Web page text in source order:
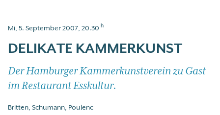
Mi, 5. September 2007, 20.30 h
DELIKATE KAMMERKUNST
Der Hamburger Kammerkunstverein zu Gast
im Restaurant Esskultur.
Britten, Schumann, Poulenc